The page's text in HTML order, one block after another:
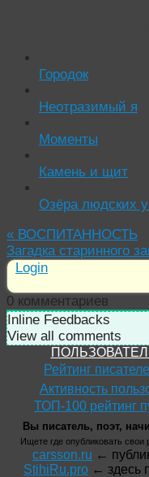
Городок
Неотразимый я
Моменты
Камень и щит
Озёра людских
« ВОСПИТАННОСТЬ
Загадка старинного
Login
0 комментариев
Inline Feedbacks
View all comments
Рейтинг
Активность
ТОП-100 рейтинг
Вы писатель, поэт,
Ищете где опубликовать свои
carsson.ru ←
StihiRu.pro ← здесь